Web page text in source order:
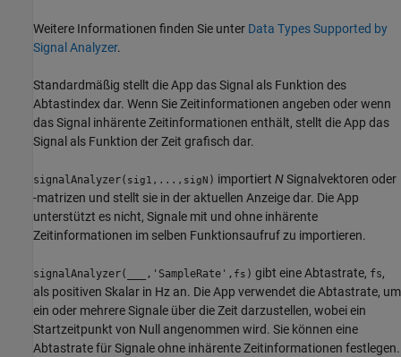
Weitere Informationen finden Sie unter Data Types Supported by
Signal Analyzer.
Standardmäßig stellt die App das Signal als Funktion des
Abtastindex dar. Wenn Sie Zeitinformationen angeben oder wenn
das Signal inhärente Zeitinformationen enthält, stellt die App das
Signal als Funktion der Zeit grafisch dar.
signalAnalyzer( sig1,...,sigN ) importiert NSignalvektoren oder
-matrizen und stellt sie in der aktuellen Anzeige dar. Die App
unterstützt es nicht, Signale mit und ohne inhärente
Zeitinformationen im selben Funktionsaufruf zu importieren.
signalAnalyzer( ,'SampleRate', fs ) gibt eine Abtastrate, fs,
als positiven Skalar in Hz an. Die App verwendet die Abtastrate, um
ein oder mehrere Signale über die Zeit darzustellen, wobei ein
Startzeitpunkt von Null angenommen wird. Sie können eine
Abtastrate für Signale ohne inhärente Zeitinformationen festlegen.